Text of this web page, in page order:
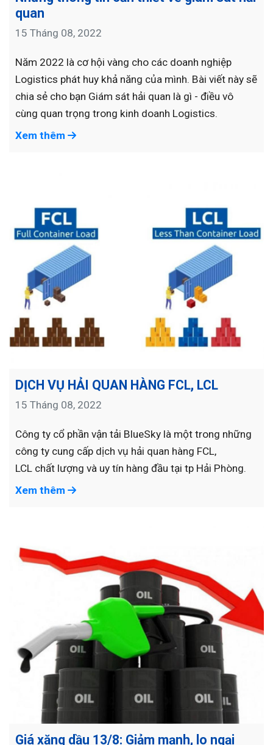
quan
15 Tháng 08, 2022
Năm 2022 là cơ hội vàng cho các doanh nghiệp
Logistics phát huy khả năng của mình. Bài viết này sẽ
chia sẻ cho bạn Giám sát hải quan là gì - điều vô
cùng quan trọng trong kinh doanh Logistics.
Xem thêm
DỊCH VỤ HẢI QUAN HÀNG FCL, LCL
15 Tháng 08, 2022
Công ty cổ phần vận tải BlueSky là một trong những
công ty cung cấp dịch vụ hải quan hàng FCL,
LCL chất lượng và uy tín hàng đầu tại tp Hải Phòng.
Xem thêm
Giá xăng dầu 13/8: Giảm mạnh, lo ngại